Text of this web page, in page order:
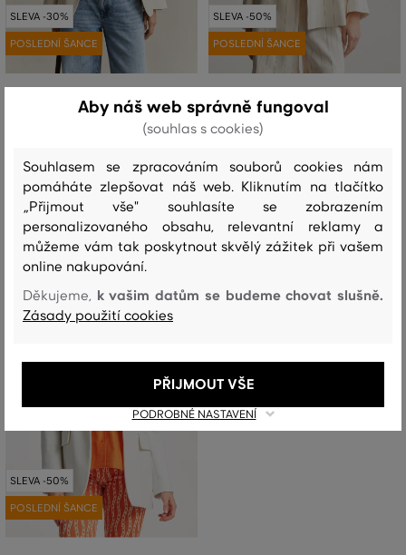
SLEVA -30%
POSLEDNÍ ŠANCE
10 999 Kč
Dostupné velikosti:
SLEVA -50%
POSLEDNÍ ŠANCE
CLUB BLAZER
Dostupné velikosti:
42
SLEVA -50%
POSLEDNÍ ŠANCE
Aby náš web správně fungoval
(souhlas s cookies)
Souhlasem se zpracováním souborů cookies nám
pomáháte zlepšovat náš web. Kliknutím na tlačítko
„Přijmout vše" souhlasíte se zobrazením
personalizovaného obsahu, relevantní reklamy a
můžeme vám tak poskytnout skvělý zážitek při vašem
online nakupování.
Děkujeme, k vašim datům se budeme chovat slušně.
Zásady použití cookies
PODROBNÉ NASTAVENÍ
PŘIJMOUT VŠE